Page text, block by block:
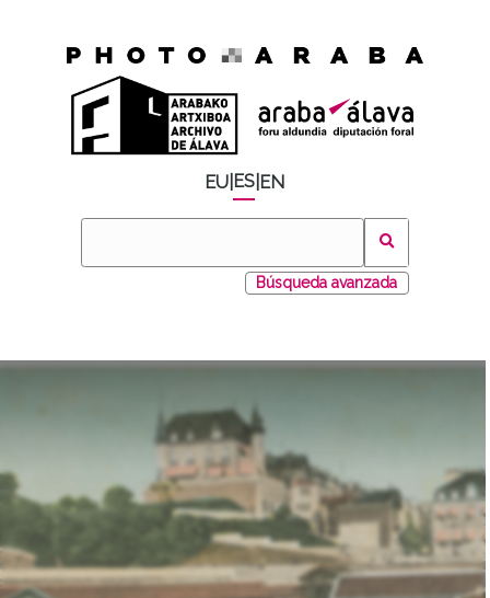
EU ES EN
Búsqueda avanzada